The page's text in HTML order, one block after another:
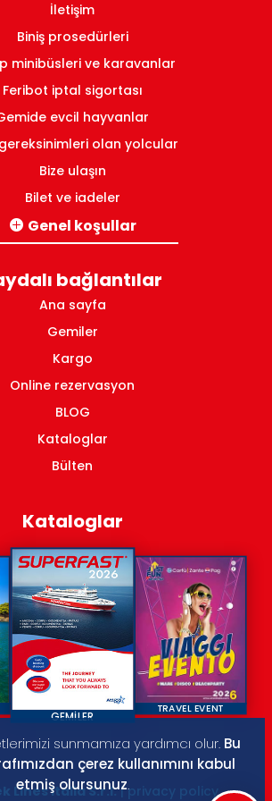
İletişim
Biniş prosedürleri
minibüsleri ve karavanlar
Feribot iptal sigortası
evcil hayvanlar
olan yolcular
Bize ulaşın
Bilet ve iadeler
Genel koşullar
Yunanistan iç hatları için
bağlantılar
Ana sayfa
Gemiler
Kargo
Online rezervasyon
BLOG
Kataloglar
Bülten
Kataloglar
GEMİLER
TRAVEL EVENT
Lines Italia S.r.l.| privacy policy
sunmamıza yardımcı olur. Bu
çerez kullanımını kabul
etmiş olursunuz.